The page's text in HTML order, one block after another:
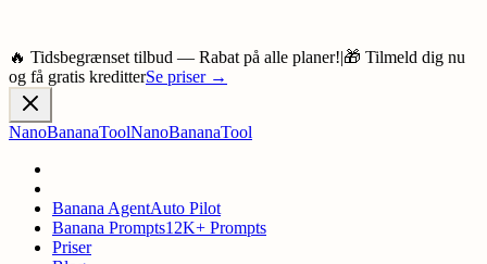
🔥 Tidsbegrænset tilbud — Rabat på alle planer!|🎁 Tilmeld dig nu
og få gratis kreditterSe priser→
NanoBananaToolNanoBananaTool
Banana AgentAuto Pilot
Banana Prompts12K+ Prompts
Priser